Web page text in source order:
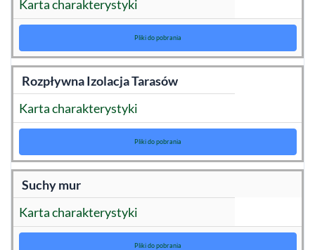
Karta charakterystyki
Pliki do pobrania
Rozpływna Izolacja Tarasów
Karta charakterystyki
Pliki do pobrania
Suchy mur
Karta charakterystyki
Pliki do pobrania